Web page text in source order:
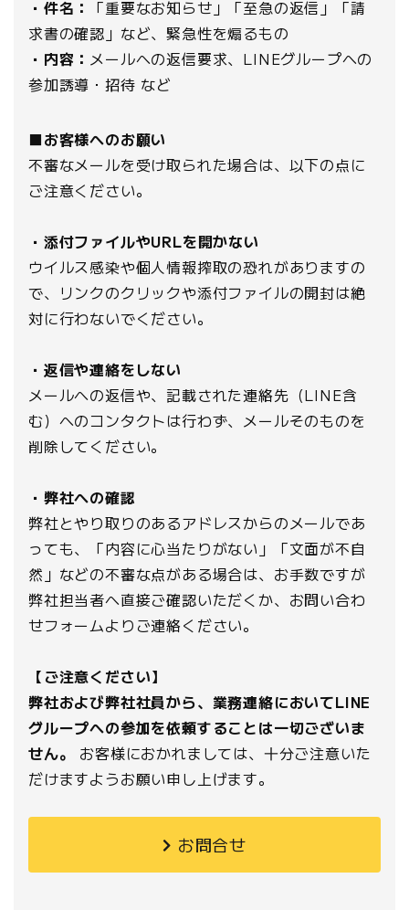
・件名：
「重要なお知らせ」「至急の返信」「請
求書の確認」など、緊急性を煽るもの
・内容： メールへの返信要求、LINEグループへの
参加誘導・招待 など
■お客様へのお願い
不審なメールを受け取られた場合は、以下の点に
ご注意ください。
・添付ファイルやURLを開かない
ウイルス感染や個人情報搾取の恐れがありますの
で、リンクのクリックや添付ファイルの開封は絶
対に行わないでください。
・返信や連絡をしない
メールへの返信や、記載された連絡先（LINE含
む）へのコンタクトは行わず、メールそのものを
削除してください。
・弊社への確認
弊社とやり取りのあるアドレスからのメールであ
っても、「内容に心当たりがない」「文面が不自
然」などの不審な点がある場合は、お手数ですが
弊社担当者へ直接ご確認いただくか、お問い合わ
せフォームよりご連絡ください。
【ご注意ください】
弊社および弊社社員から、業務連絡においてLINE
グループへの参加を依頼することは一切ございま
せん。
お客様におかれましては、十分ご注意いた
だけますようお願い申し上げます。
お問合せ